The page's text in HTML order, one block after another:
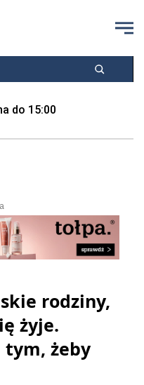
do 15:00
rodziny,
żyje.
tym, żeby